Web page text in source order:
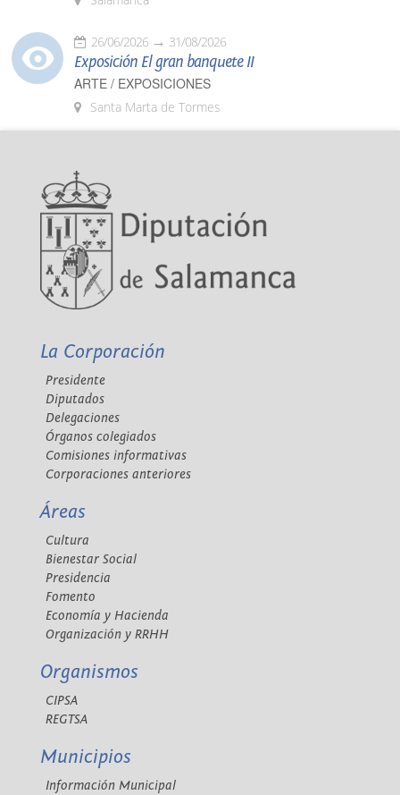
26/06/2026 31/08/2026
Exposición El gran banquete II
ARTE / EXPOSICIONES
Santa Marta de Tormes
La Corporación
Presidente
Diputados
Delegaciones
Órganos colegiados
Comisiones informativas
Corporaciones anteriores
Áreas
Cultura
Bienestar Social
Presidencia
Fomento
Economía y Hacienda
Organización y RRHH
Organismos
CIPSA
REGTSA
Municipios
Información Municipal